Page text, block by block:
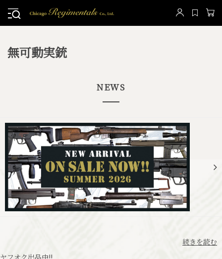
無可動実銃
NEWS
続きを読む
ヤフオク出品中!!